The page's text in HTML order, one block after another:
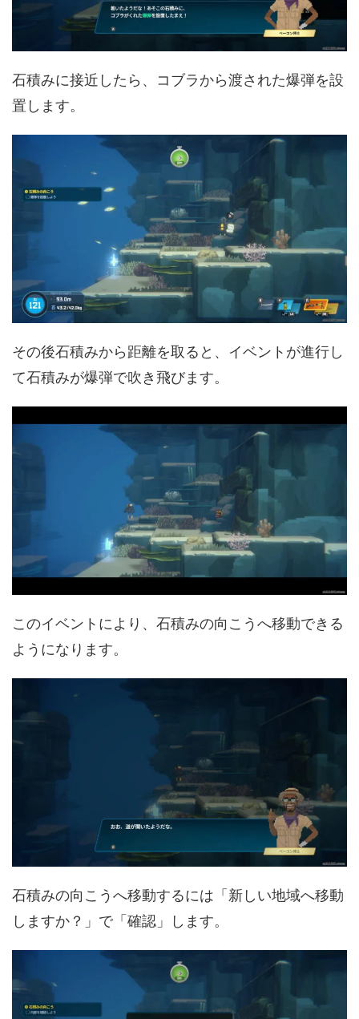
石積みに接近したら、コブラから渡された爆弾を設
置します。
その後石積みから距離を取ると、イベントが進行し
て石積みが爆弾で吹き飛びます。
このイベントにより、石積みの向こうへ移動できる
ようになります。
石積みの向こうへ移動するには「新しい地域へ移動
しますか？」で「確認」します。